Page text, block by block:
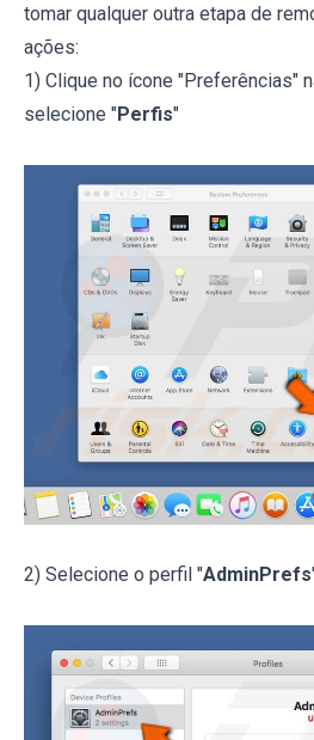
tomar qualquer outra etapa de
ações:
1) Clique no ícone "Preferências"
selecione "Perfis"
2) Selecione o perfil "AdminPrefs